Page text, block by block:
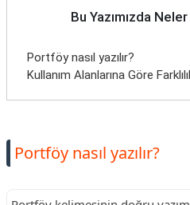
Bu Yazımızda
Portföy nasıl yazılır?
Kullanım Alanlarına Göre
Portföy nasıl yazılır?